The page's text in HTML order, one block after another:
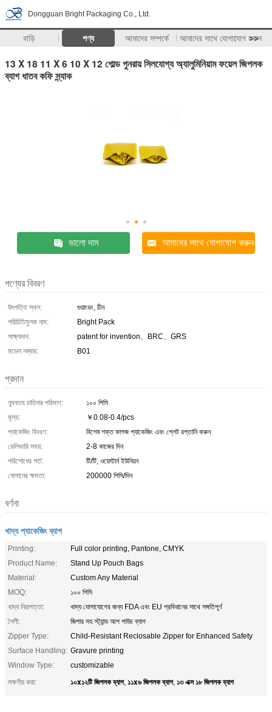
Dongguan Bright Packaging Co., Ltd.
বাড়ি পণ্য আমাদের সম্পর্কে আমাদের সাথে যোগাযোগ করুন
>>
13 X 18 11 X 6 10 X 12 গোল্ড পুনরায় সিলযোগ্য অ্যালুমিনিয়াম ফয়েল জিপলক
ব্যাগ ধাতব কফি স্ন্যাক
ভালো দাম আমাদের সাথে যোগাযোগ করুন
পণ্যের বিবরণ
উৎপত্তি স্থল:
গুয়াংডং, চীন
পরিচিতিমুলক নাম:
Bright Pack
সাক্ষ্যদান:
patent for invention、BRC、GRS
মডেল নম্বার:
B01
প্রদান
ন্যূনতম চাহিদার পরিমাণ:
১০০ পিসি
মূল্য:
￥0.08-0.4/pcs
প্যাকেজিং বিবরণ:
বিশেষ শক্ত কাগজ প্যাকেজিং এবং প্লেট রপ্তানি করুন
ডেলিভারি সময়:
2-8 কাজের দিন
পরিশোধের শর্ত:
টি/টি, ওয়েস্টার্ন ইউনিয়ন
যোগানের ক্ষমতা:
200000 পিসি/দিন
বর্ণনা
খাদ্য প্যাকেজিং ব্যাগ
Printing:
Full color printing, Pantone, CMYK
Product Name:
Stand Up Pouch Bags
Material:
Custom Any Material
MOQ:
১০০ পিসি
খাদ্য নিরাপত্তা:
খাদ্য যোগাযোগের জন্য FDA এবং EU প্রবিধানের সাথে সঙ্গতিপূর্ণ
শৈলী:
জিপার সহ স্ট্যান্ড আপ পাউচ ব্যাগ
Zipper Type:
Child-Resistant Reclosable Zipper for Enhanced Safety
Surface Handling: Gravure printing
Window Type:
customizable
লক্ষণীয় করা:
১০x১২টি জিপলক ব্যাগ, ১১x৬ জিপলক ব্যাগ, ১৩ এক্স ১৮ জিপলক ব্যাগ